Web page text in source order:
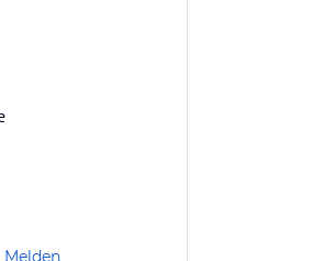
Melden